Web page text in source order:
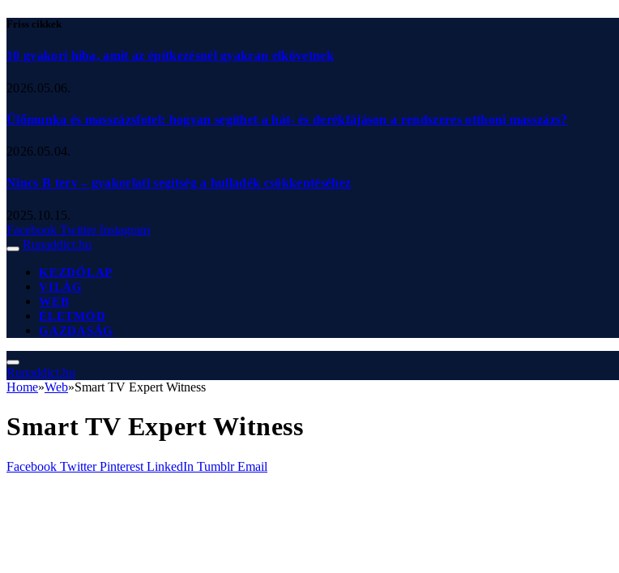
Friss cikkek
10 gyakori hiba, amit az építkezésnél gyakran elkövetnek
2026.05.06.
Ülőmunka és masszázsfotel: hogyan segíthet a hát- és derékfájáson a rendszeres otthoni masszázs?
2026.05.04.
Nincs B terv – gyakorlati segítség a hulladék csökkentéséhez
2025.10.15.
Facebook Twitter Instagram
Runaddict.hu
KEZDŐLAP
VILÁG
WEB
ÉLETMÓD
GAZDASÁG
Runaddict.hu
Home»Web»Smart TV Expert Witness
Smart TV Expert Witness
Facebook Twitter Pinterest LinkedIn Tumblr Email